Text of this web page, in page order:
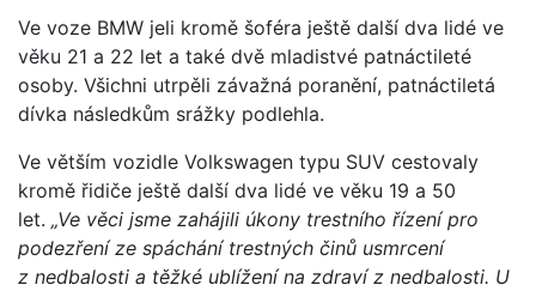
Ve voze BMW jeli kromě šoféra ještě další dva lidé ve
věku 21 a 22 let a také dvě mladistvé patnáctileté
osoby. Všichni utrpěli závažná poranění, patnáctiletá
dívka následkům srážky podlehla.
Ve větším vozidle Volkswagen typu SUV cestovaly
kromě řidiče ještě další dva lidé ve věku 19 a 50
let. „Ve věci jsme zahájili úkony trestního řízení pro
podezření ze spáchání trestných činů usmrcení
z nedbalosti a těžké ublížení na zdraví z nedbalosti. U